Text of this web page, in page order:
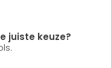
juiste keuze?